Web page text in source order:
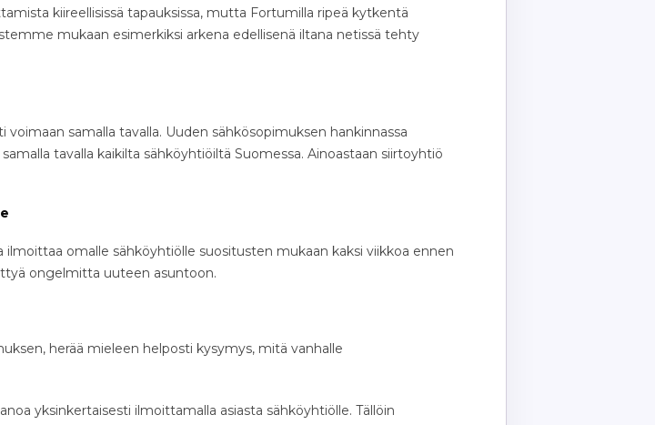
kiireellisissä tapauksissa, mutta Fortumilla ripeä kytkentä
mukaan esimerkiksi arkena edellisenä iltana netissä tehty
samalla tavalla. Uuden sähkösopimuksen hankinnassa
tavalla kaikilta sähköyhtiöiltä Suomessa. Ainoastaan siirtoyhtiö
omalle sähköyhtiölle suositusten mukaan kaksi viikkoa ennen
ongelmitta uuteen asuntoon.
herää mieleen helposti kysymys, mitä vanhalle
yksinkertaisesti ilmoittamalla asiasta sähköyhtiölle. Tällöin